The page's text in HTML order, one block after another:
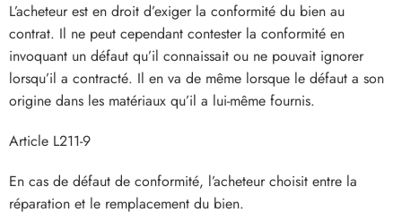
L’acheteur est en droit d’exiger la conformité du bien au
contrat. Il ne peut cependant contester la conformité en
invoquant un défaut qu’il connaissait ou ne pouvait ignorer
lorsqu’il a contracté. Il en va de même lorsque le défaut a son
origine dans les matériaux qu’il a lui-même fournis.
Article L211-9
En cas de défaut de conformité, l’acheteur choisit entre la
réparation et le remplacement du bien.